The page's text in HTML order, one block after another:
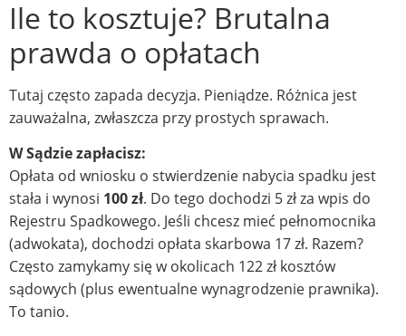
Ile to kosztuje? Brutalna
prawda o opłatach
Tutaj często zapada decyzja. Pieniądze. Różnica jest
zauważalna, zwłaszcza przy prostych sprawach.
W Sądzie zapłacisz:
Opłata od wniosku o stwierdzenie nabycia spadku jest
stała i wynosi 100 zł. Do tego dochodzi 5 zł za wpis do
Rejestru Spadkowego. Jeśli chcesz mieć pełnomocnika
(adwokata), dochodzi opłata skarbowa 17 zł. Razem?
Często zamykamy się w okolicach 122 zł kosztów
sądowych (plus ewentualne wynagrodzenie prawnika).
To tanio.